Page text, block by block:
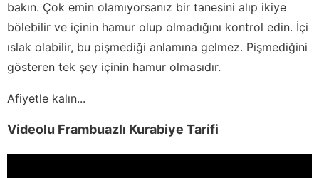
bakın. Çok emin olamıyorsanız bir tanesini alıp ikiye
bölebilir ve içinin hamur olup olmadığını kontrol edin. İçi
ıslak olabilir, bu pişmediği anlamına gelmez. Pişmediğini
gösteren tek şey içinin hamur olmasıdır.
Afiyetle kalın...
Videolu Frambuazlı Kurabiye Tarifi